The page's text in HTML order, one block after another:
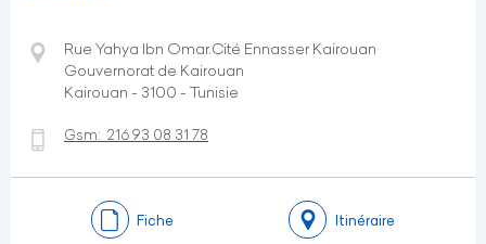
Rue Yahya Ibn Omar.Cité Ennasser Kairouan
Gouvernorat de Kairouan
Kairouan - 3100 - Tunisie
Gsm: 216 93 08 31 78
Fiche Itinéraire